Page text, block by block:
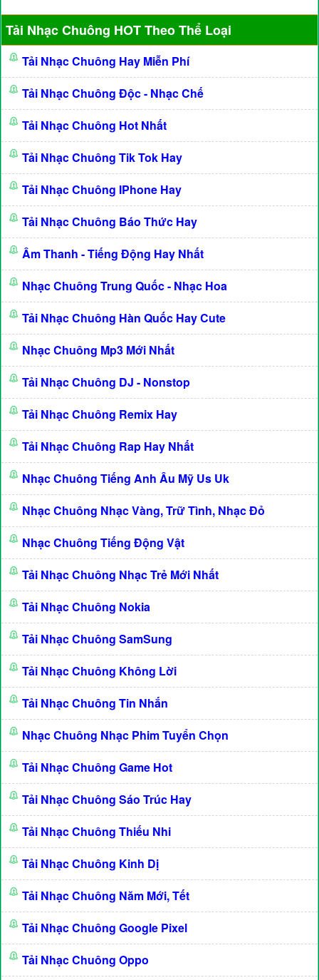
Tải Nhạc Chuông HOT Theo Thể Loại
Tải Nhạc Chuông Hay Miễn Phí
Tải Nhạc Chuông Độc - Nhạc Chế
Tải Nhạc Chuông Hot Nhất
Tải Nhạc Chuông Tik Tok Hay
Tải Nhạc Chuông IPhone Hay
Tải Nhạc Chuông Báo Thức Hay
Âm Thanh - Tiếng Động Hay Nhất
Nhạc Chuông Trung Quốc - Nhạc Hoa
Tải Nhạc Chuông Hàn Quốc Hay Cute
Nhạc Chuông Mp3 Mới Nhất
Tải Nhạc Chuông DJ - Nonstop
Tải Nhạc Chuông Remix Hay
Tải Nhạc Chuông Rap Hay Nhất
Nhạc Chuông Tiếng Anh Âu Mỹ Us Uk
Nhạc Chuông Nhạc Vàng, Trữ Tình, Nhạc Đỏ
Nhạc Chuông Tiếng Động Vật
Tải Nhạc Chuông Nhạc Trẻ Mới Nhất
Tải Nhạc Chuông Nokia
Tải Nhạc Chuông SamSung
Tải Nhạc Chuông Không Lời
Tải Nhạc Chuông Tin Nhắn
Nhạc Chuông Nhạc Phim Tuyển Chọn
Tải Nhạc Chuông Game Hot
Tải Nhạc Chuông Sáo Trúc Hay
Tải Nhạc Chuông Thiếu Nhi
Tải Nhạc Chuông Kinh Dị
Tải Nhạc Chuông Năm Mới, Tết
Tải Nhạc Chuông Google Pixel
Tải Nhạc Chuông Oppo